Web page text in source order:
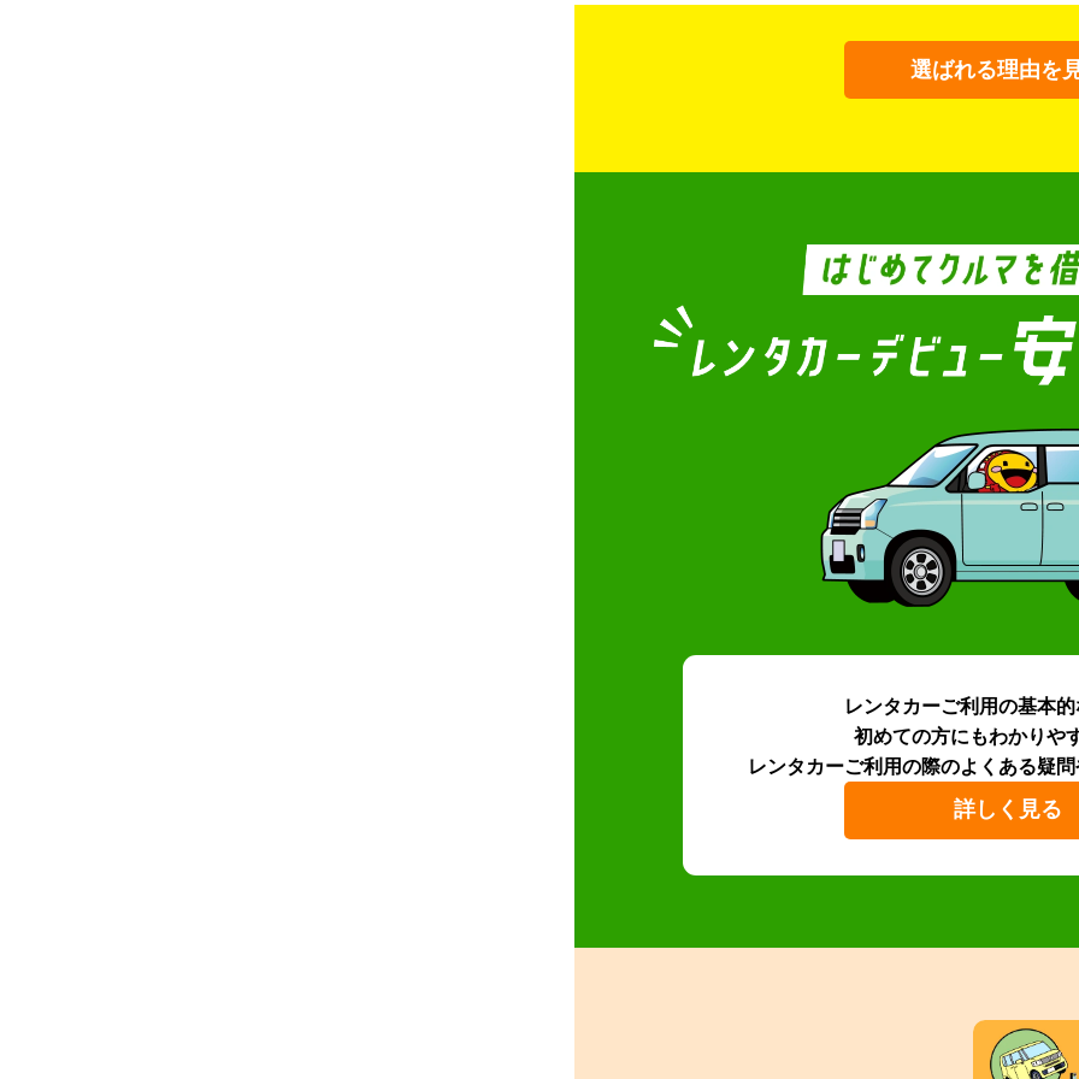
選ばれる理由を
レンタカーご利用の基本
初めての方にもわかりや
レンタカーご利用の際のよくある疑問
詳しく見る